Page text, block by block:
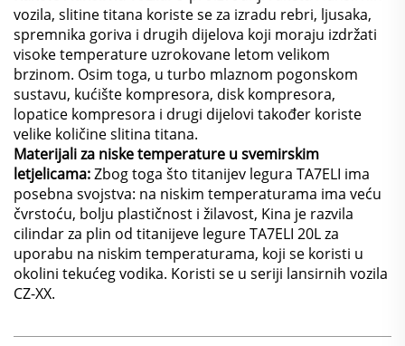
vozila, slitine titana koriste se za izradu rebri, ljusaka,
spremnika goriva i drugih dijelova koji moraju izdržati
visoke temperature uzrokovane letom velikom
brzinom. Osim toga, u turbo mlaznom pogonskom
sustavu, kućište kompresora, disk kompresora,
lopatice kompresora i drugi dijelovi također koriste
velike količine slitina titana.
Materijali za niske temperature u svemirskim
letjelicama:Zbog toga što titanijev legura TA7ELI ima
posebna svojstva: na niskim temperaturama ima veću
čvrstoću, bolju plastičnost i žilavost, Kina je razvila
cilindar za plin od titanijeve legure TA7ELI 20L za
uporabu na niskim temperaturama, koji se koristi u
okolini tekućeg vodika. Koristi se u seriji lansirnih vozila
CZ-XX.